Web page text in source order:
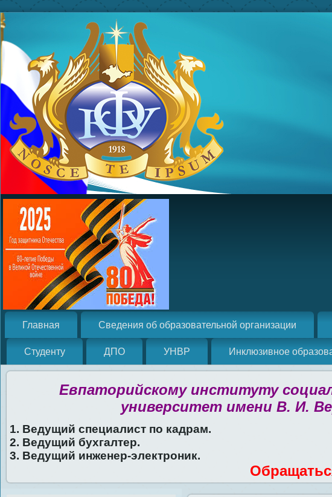
Главная Сведения об образовательной организации
Студенту ДПО УНВР Инклюзивное
Евпаторийскому институту
университет имени В. И.
1. Ведущий специалист по кадрам.
2. Ведущий бухгалтер.
3. Ведущий инженер-электроник.